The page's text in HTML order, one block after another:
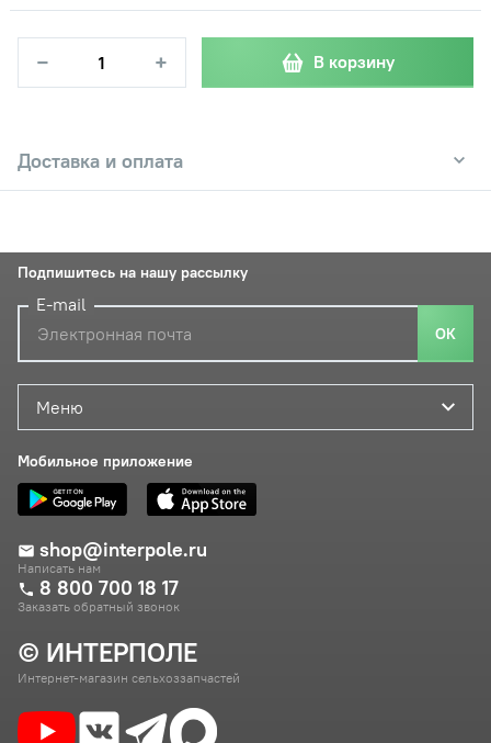
− + В корзину
Доставка и оплата
© ИНТЕРПОЛЕ
Интернет-магазин сельхоззапчастей
Меню
Мобильное приложение
shop@interpole.ru
Написать нам
8 800 700 18 17
Заказать обратный звонок
Подпишитесь на нашу рассылку
E-mail
ОК